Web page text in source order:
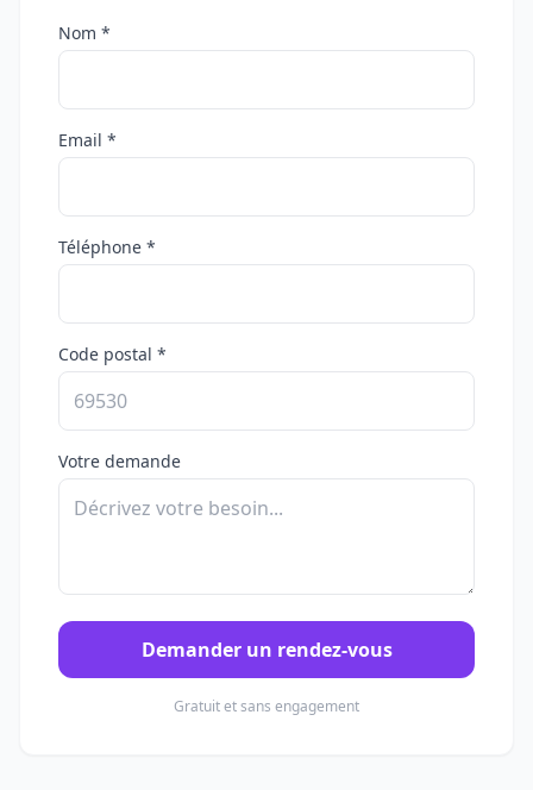
Nom *
Email *
Téléphone *
Code postal *
Votre demande
Demander un rendez-vous
Gratuit et sans engagement